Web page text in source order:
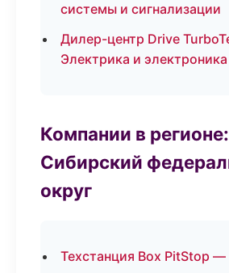
системы и сигнализации
Дилер-центр Drive
Электрика и электроника
Компании в регионе:
Сибирский
округ
Техстанция Box PitStop